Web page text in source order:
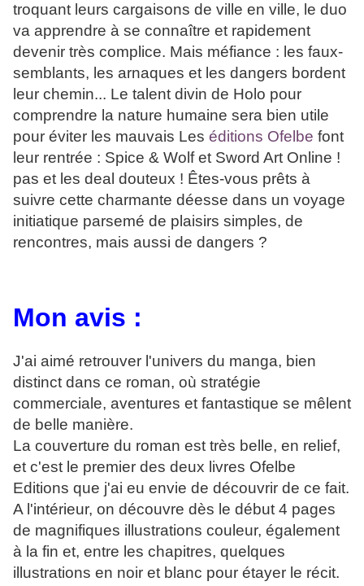
troquant leurs cargaisons de ville en ville, le duo
va apprendre à se connaître et rapidement
devenir très complice. Mais méfiance : les faux-
semblants, les arnaques et les dangers bordent
leur chemin... Le talent divin de Holo pour
comprendre la nature humaine sera bien utile
pour éviter les mauvais Les éditions Ofelbe font
leur rentrée : Spice & Wolf et Sword Art Online !
pas et les deal douteux ! Êtes-vous prêts à
suivre cette charmante déesse dans un voyage
initiatique parsemé de plaisirs simples, de
rencontres, mais aussi de dangers ?
Mon avis :
J'ai aimé retrouver l'univers du manga, bien
distinct dans ce roman, où stratégie
commerciale, aventures et fantastique se mêlent
de belle manière.
La couverture du roman est très belle, en relief,
et c'est le premier des deux livres Ofelbe
Editions que j'ai eu envie de découvrir de ce fait.
A l'intérieur, on découvre dès le début 4 pages
de magnifiques illustrations couleur, également
à la fin et, entre les chapitres, quelques
illustrations en noir et blanc pour étayer le récit.